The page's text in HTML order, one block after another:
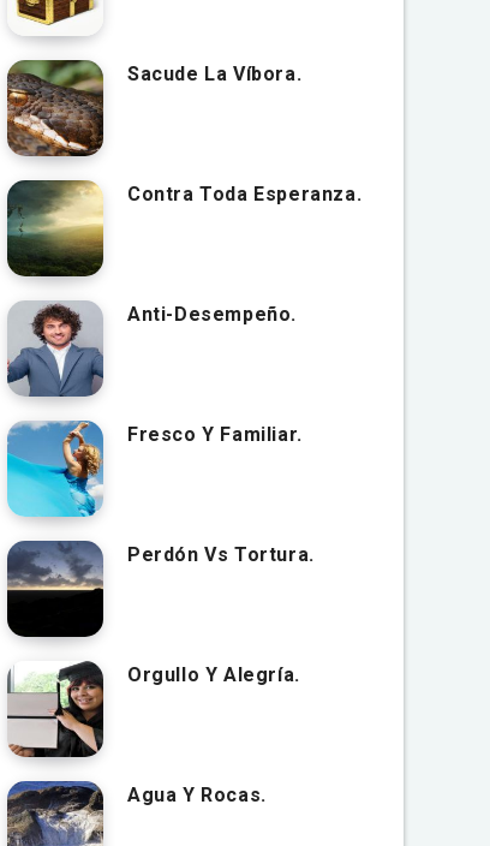
Sacude La Víbora.
Contra Toda Esperanza.
Anti-Desempeño.
Fresco Y Familiar.
Perdón Vs Tortura.
Orgullo Y Alegría.
Agua Y Rocas.